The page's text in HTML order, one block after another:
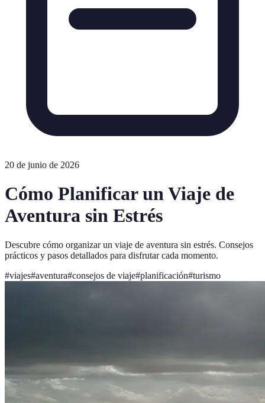
20 de junio de 2026
Cómo Planificar un Viaje de
Aventura sin Estrés
Descubre cómo organizar un viaje de aventura sin estrés. Consejos
prácticos y pasos detallados para disfrutar cada momento.
#viajes#aventura#consejos de viaje#planificación#turismo